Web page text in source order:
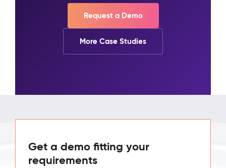
Request a Demo
More Case Studies
Get a demo fitting your
requirements